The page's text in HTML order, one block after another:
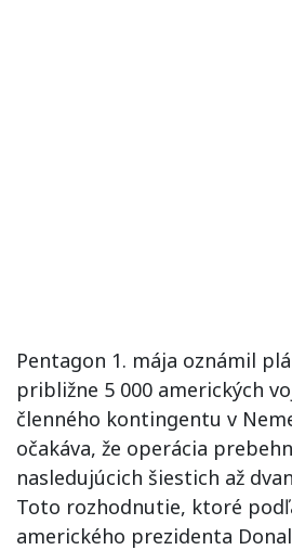
Pentagon 1. mája oznámil
približne 5 000 amerických
členného kontingentu v
očakáva, že operácia
nasledujúcich šiestich až
Toto rozhodnutie, ktoré
amerického prezidenta